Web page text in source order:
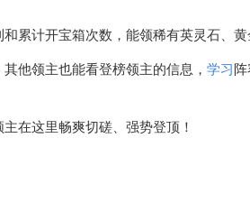
累计开宝箱次数，能领稀有英灵石、黄
他领主也能看登榜领主的信息， 学习阵
在这里畅爽切磋、强势登顶！